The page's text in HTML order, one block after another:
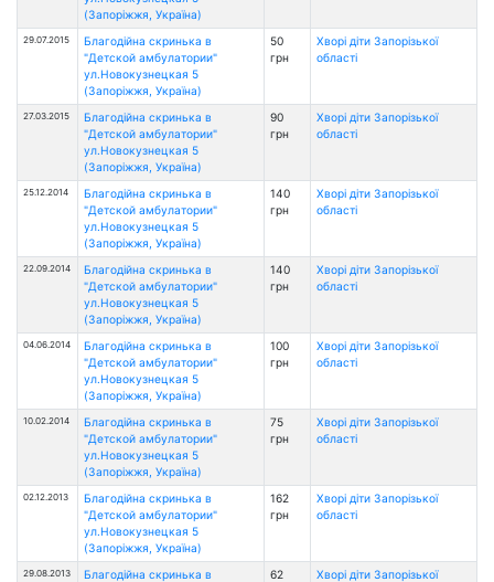
(Запоріжжя, Україна)
29.07.2015
Благодійна скринька в
"Детской амбулатории"
ул.Новокузнецкая 5
(Запоріжжя, Україна)
50
грн
Хворі діти Запорізької
області
27.03.2015
Благодійна скринька в
"Детской амбулатории"
ул.Новокузнецкая 5
(Запоріжжя, Україна)
90
грн
Хворі діти Запорізької
області
25.12.2014
Благодійна скринька в
"Детской амбулатории"
ул.Новокузнецкая 5
(Запоріжжя, Україна)
140
грн
Хворі діти Запорізької
області
22.09.2014
Благодійна скринька в
"Детской амбулатории"
ул.Новокузнецкая 5
(Запоріжжя, Україна)
140
грн
Хворі діти Запорізької
області
04.06.2014
Благодійна скринька в
"Детской амбулатории"
ул.Новокузнецкая 5
(Запоріжжя, Україна)
100
грн
Хворі діти Запорізької
області
10.02.2014
Благодійна скринька в
"Детской амбулатории"
ул.Новокузнецкая 5
(Запоріжжя, Україна)
75
грн
Хворі діти Запорізької
області
02.12.2013
Благодійна скринька в
"Детской амбулатории"
ул.Новокузнецкая 5
(Запоріжжя, Україна)
162
грн
Хворі діти Запорізької
області
29.08.2013
Благодійна скринька в
62
Хворі діти Запорізької